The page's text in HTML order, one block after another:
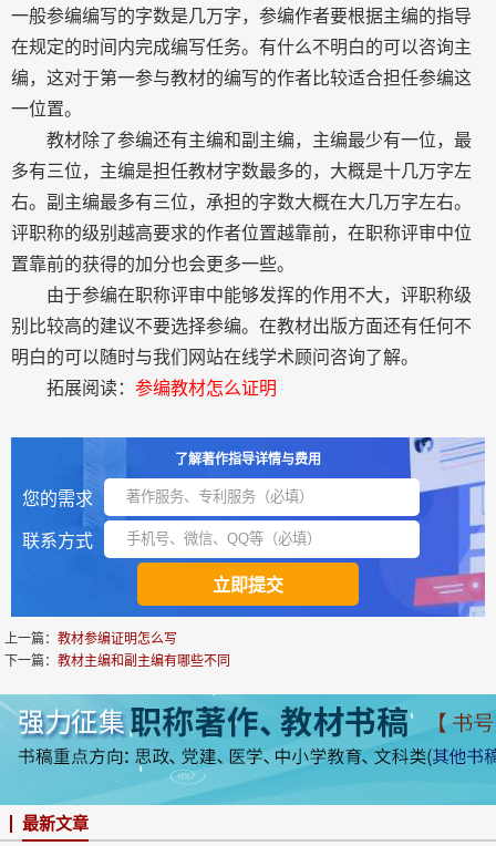
一般参编编写的字数是几万字，参编作者要根据主编的指导
在规定的时间内完成编写任务。有什么不明白的可以咨询主
编，这对于第一参与教材的编写的作者比较适合担任参编这
一位置。
教材除了参编还有主编和副主编，主编最少有一位，最
多有三位，主编是担任教材字数最多的，大概是十几万字左
右。副主编最多有三位，承担的字数大概在大几万字左右。
评职称的级别越高要求的作者位置越靠前，在职称评审中位
置靠前的获得的加分也会更多一些。
由于参编在职称评审中能够发挥的作用不大，评职称级
别比较高的建议不要选择参编。在教材出版方面还有任何不
明白的可以随时与我们网站在线学术顾问咨询了解。
拓展阅读： 参编教材怎么证明
了解著作指导详情与费用
您的需求
联系方式
上一篇：教材参编证明怎么写
下一篇：教材主编和副主编有哪些不同
最新文章